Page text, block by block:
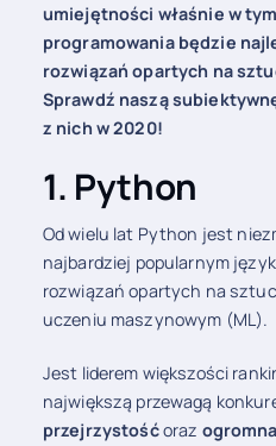
umiejętności właśnie w
programowania będzie
rozwiązań opartych na
Sprawdź naszą
z nich w 2020!
1. Python
Od wielu lat Python jest
najbardziej popularnym
rozwiązań opartych na
uczeniu maszynowym (ML).
Jest liderem większości
największą przewagą
przejrzystośćoraz